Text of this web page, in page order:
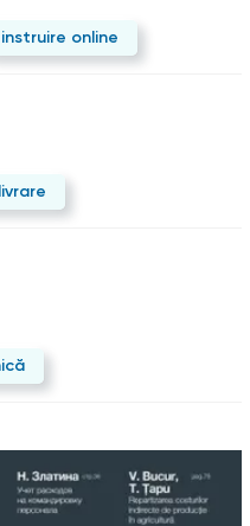
instruire online